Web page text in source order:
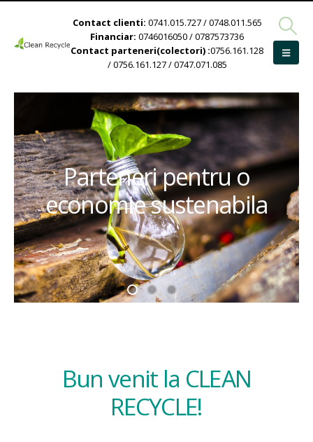
Contact clienti: 0741.015.727 / 0748.011.565
Financiar: 0746016050 / 0787573736
Contact parteneri(colectori) :0756.161.128
/ 0756.161.127 / 0747.071.085
Parteneri pentru o
economie sustenabila
Bun venit la CLEAN
RECYCLE!